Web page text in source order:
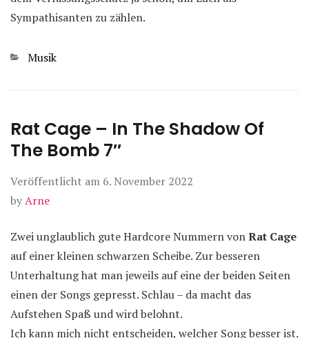
Sympathisanten zu zählen.
Kategorien
Musik
Rat Cage – In The Shadow Of
The Bomb 7″
Veröffentlicht am 6. November 2022
byArne
Zwei unglaublich gute Hardcore Nummern vonRat Cage
auf einer kleinen schwarzen Scheibe. Zur besseren
Unterhaltung hat man jeweils auf eine der beiden Seiten
einen der Songs gepresst. Schlau – da macht das
Aufstehen Spaß und wird belohnt.
Ich kann mich nicht entscheiden, welcher Song besser ist.